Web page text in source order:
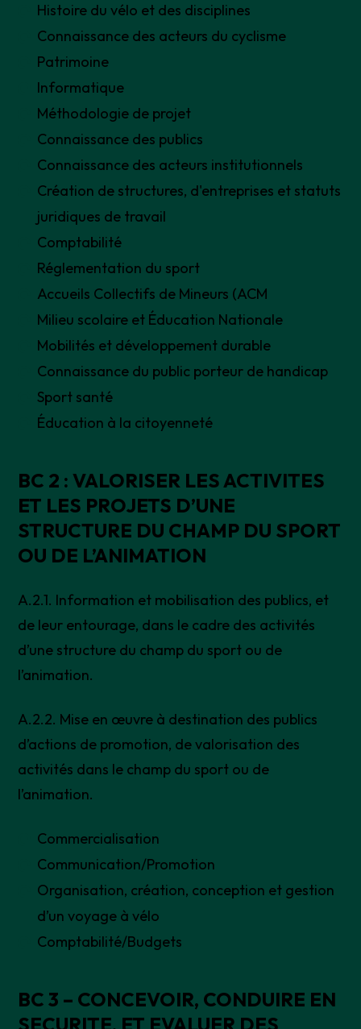
Histoire du vélo et des disciplines
Connaissance des acteurs du cyclisme
Patrimoine
Informatique
Méthodologie de projet
Connaissance des publics
Connaissance des acteurs institutionnels
Création de structures, d'entreprises et statuts
juridiques de travail
Comptabilité
Réglementation du sport
Accueils Collectifs de Mineurs (ACM
Milieu scolaire et Éducation Nationale
Mobilités et développement durable
Connaissance du public porteur de handicap
Sport santé
Éducation à la citoyenneté
BC 2 : VALORISER LES ACTIVITES
ET LES PROJETS D’UNE
STRUCTURE DU CHAMP DU SPORT
OU DE L’ANIMATION
A.2.1. Information et mobilisation des publics, et
de leur entourage, dans le cadre des activités
d’une structure du champ du sport ou de
l’animation.
A.2.2. Mise en œuvre à destination des publics
d’actions de promotion, de valorisation des
activités dans le champ du sport ou de
l’animation.
Commercialisation
Communication/Promotion
Organisation, création, conception et gestion
d’un voyage à vélo
Comptabilité/Budgets
BC 3 – CONCEVOIR, CONDUIRE EN